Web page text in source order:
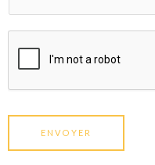
ENVOYER